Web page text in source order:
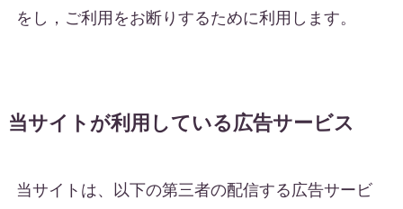
をし，ご利用をお断りするために利用します。
当サイトが利用している広告サービス
当サイトは、以下の第三者の配信する広告サービ